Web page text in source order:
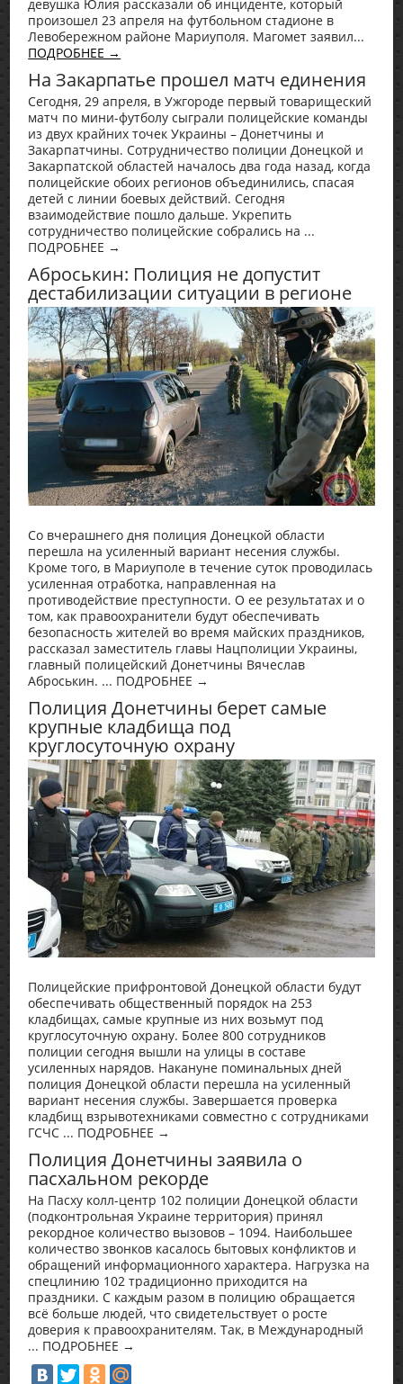
девушка Юлия рассказали об инциденте, который
произошел 23 апреля на футбольном стадионе в
Левобережном районе Мариуполя. Магомет заявил...
ПОДРОБНЕЕ →
На Закарпатье прошел матч единения
Сегодня, 29 апреля, в Ужгороде первый товарищеский
матч по мини-футболу сыграли полицейские команды
из двух крайних точек Украины – Донетчины и
Закарпатчины. Сотрудничество полиции Донецкой и
Закарпатской областей началось два года назад, когда
полицейские обоих регионов объединились, спасая
детей с линии боевых действий. Сегодня
взаимодействие пошло дальше. Укрепить
сотрудничество полицейские собрались на ...
ПОДРОБНЕЕ →
Аброськин: Полиция не допустит
дестабилизации ситуации в регионе
Со вчерашнего дня полиция Донецкой области
перешла на усиленный вариант несения службы.
Кроме того, в Мариуполе в течение суток проводилась
усиленная отработка, направленная на
противодействие преступности. О ее результатах и о
том, как правоохранители будут обеспечивать
безопасность жителей во время майских праздников,
рассказал заместитель главы Нацполиции Украины,
главный полицейский Донетчины Вячеслав
Аброськин. ... ПОДРОБНЕЕ →
Полиция Донетчины берет самые
крупные кладбища под
круглосуточную охрану
Полицейские прифронтовой Донецкой области будут
обеспечивать общественный порядок на 253
кладбищах, самые крупные из них возьмут под
круглосуточную охрану. Более 800 сотрудников
полиции сегодня вышли на улицы в составе
усиленных нарядов. Накануне поминальных дней
полиция Донецкой области перешла на усиленный
вариант несения службы. Завершается проверка
кладбищ взрывотехниками совместно с сотрудниками
ГСЧС ... ПОДРОБНЕЕ →
Полиция Донетчины заявила о
пасхальном рекорде
На Пасху колл-центр 102 полиции Донецкой области
(подконтрольная Украине территория) принял
рекордное количество вызовов – 1094. Наибольшее
количество звонков касалось бытовых конфликтов и
обращений информационного характера. Нагрузка на
спецлинию 102 традиционно приходится на
праздники. С каждым разом в полицию обращается
всё больше людей, что свидетельствует о росте
доверия к правоохранителям. Так, в Международный
... ПОДРОБНЕЕ →